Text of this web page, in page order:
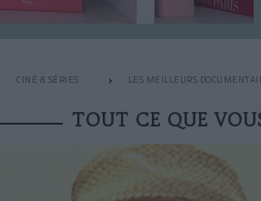
CINÉ & SÉRIES LES MEILLEURS
TOUT CE QUE